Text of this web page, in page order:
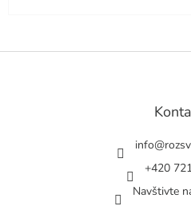
Z
info@
+420
Navštivte